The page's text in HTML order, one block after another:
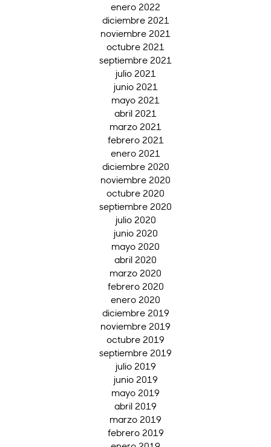
enero 2022
diciembre 2021
noviembre 2021
octubre 2021
septiembre 2021
julio 2021
junio 2021
mayo 2021
abril 2021
marzo 2021
febrero 2021
enero 2021
diciembre 2020
noviembre 2020
octubre 2020
septiembre 2020
julio 2020
junio 2020
mayo 2020
abril 2020
marzo 2020
febrero 2020
enero 2020
diciembre 2019
noviembre 2019
octubre 2019
septiembre 2019
julio 2019
junio 2019
mayo 2019
abril 2019
marzo 2019
febrero 2019